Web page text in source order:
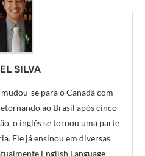
SILVA
se para o Canadá com
ao Brasil após cinco
o inglês se tornou uma parte
Ele já ensinou em diversas
English Language